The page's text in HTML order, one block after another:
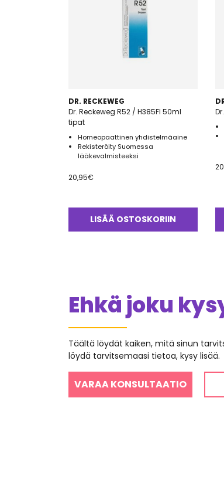
DR. RECKEWEG
Dr. Reckeweg R52 / H385FI 50ml
tipat
Homeopaattinen yhdistelmäaine
Rekisteröity Suomessa
lääkevalmisteeksi
20,95€
LISÄÄ OSTOSKORIIN
Ehkä joku
Täältä löydät kaiken, mitä sinun
löydä tarvitsemaasi tietoa, kysy lisää.
VARAA KONSULTAATIO